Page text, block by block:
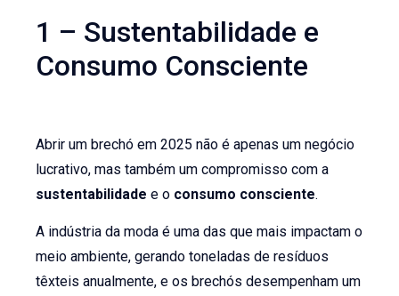
1 – Sustentabilidade e
Consumo Consciente
Abrir um brechó em 2025 não é apenas um negócio
lucrativo, mas também um compromisso com a
sustentabilidade e o consumo consciente.
A indústria da moda é uma das que mais impactam o
meio ambiente, gerando toneladas de resíduos
têxteis anualmente, e os brechós desempenham um